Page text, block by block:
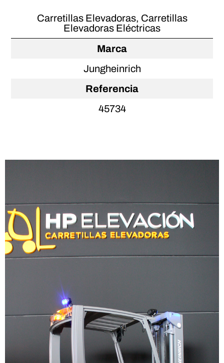
Carretillas Elevadoras, Carretillas
Elevadoras Eléctricas
Marca
Jungheinrich
Referencia
45734